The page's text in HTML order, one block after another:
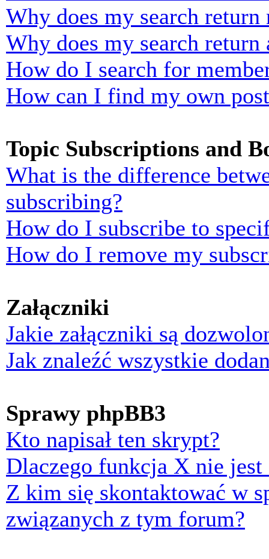
Why does my search return
Why does my search return
How do I search for
How can I find my own
Topic Subscriptions and
What is the difference
subscribing?
How do I subscribe to
How do I remove my
Załączniki
Jakie załączniki są
Jak znaleźć wszystkie
Sprawy phpBB3
Kto napisał ten skrypt?
Dlaczego funkcja X nie jest
Z kim się skontaktować w
związanych z tym forum?